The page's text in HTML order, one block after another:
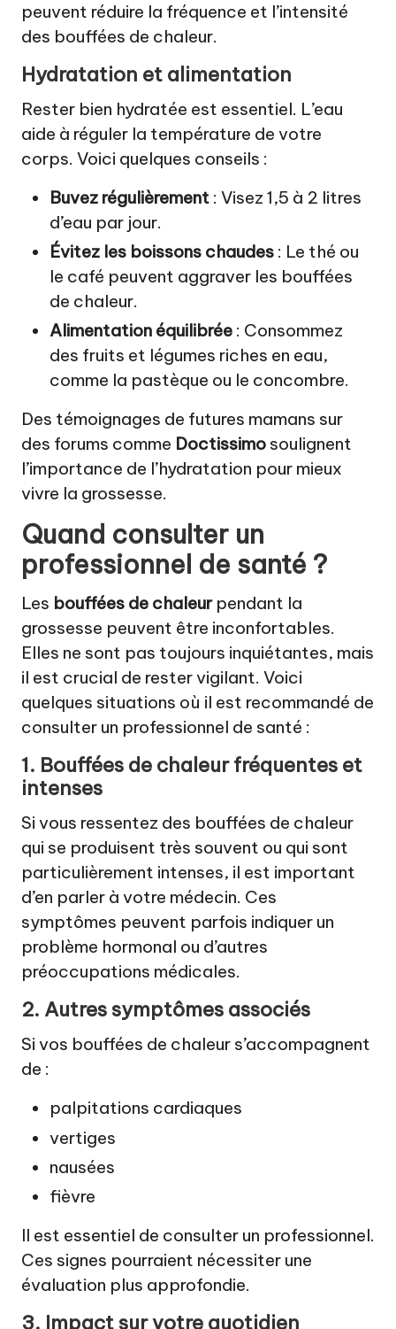
peuvent réduire la fréquence et l’intensité
des bouffées de chaleur.
Hydratation et alimentation
Rester bien hydratée est essentiel. L’eau
aide à réguler la température de votre
corps. Voici quelques conseils :
Buvez régulièrement : Visez 1,5 à 2 litres
d’eau par jour.
Évitez les boissons chaudes : Le thé ou
le café peuvent aggraver les bouffées
de chaleur.
Alimentation équilibrée : Consommez
des fruits et légumes riches en eau,
comme la pastèque ou le concombre.
Des témoignages de futures mamans sur
des forums comme Doctissimo soulignent
l’importance de l’hydratation pour mieux
vivre la grossesse.
Quand consulter un
professionnel de santé ?
Les bouffées de chaleurpendant la
grossesse peuvent être inconfortables.
Elles ne sont pas toujours inquiétantes, mais
il est crucial de rester vigilant. Voici
quelques situations où il est recommandé de
consulter un professionnel de santé :
1. Bouffées de chaleur fréquentes et
intenses
Si vous ressentez des bouffées de chaleur
qui se produisent très souvent ou qui sont
particulièrement intenses, il est important
d’en parler à votre médecin. Ces
symptômes peuvent parfois indiquer un
problème hormonal ou d’autres
préoccupations médicales.
2. Autres symptômes associés
Si vos bouffées de chaleur s’accompagnent
de :
palpitations cardiaques
vertiges
nausées
fièvre
Il est essentiel de consulter un professionnel.
Ces signes pourraient nécessiter une
évaluation plus approfondie.
3. Impact sur votre quotidien